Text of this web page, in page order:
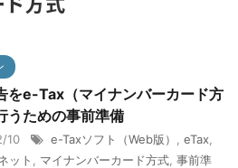
をe-Tax（マイナンバーカード方
うための事前準備
10 e-Taxソフト（Web版） eTax
ット
マイナンバーカード方式 事前準